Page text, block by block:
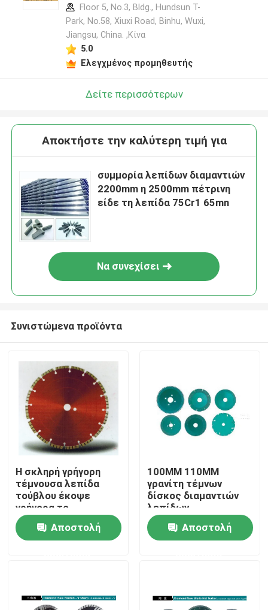
Σπίτι
βίντεο
Floor 5, No.3, Bldg., Hundsun T-
Park, No.58, Xiuxi Road, Binhu, Wuxi,
Jiangsu, China. ,Κίνα
5.0
Ελεγχμένος προμηθευτής
Δείτε περισσότερων
Αποκτήστε την καλύτερη τιμή για
συμμορία λεπίδων διαμαντιών
2200mm η 2500mm πέτρινη
είδε τη λεπίδα 75Cr1 65mn
Να συνεχίσει
Συνιστώμενα προϊόντα
Η σκληρή γρήγορη
τέμνουσα λεπίδα
τούβλου έκοψε
γρήγορα το
μαρμάρινο πλάτος
2.1mm 500mm Seg
λεπίδων
Αποστολή
100MM 110MM
γρανίτη τέμνων
δίσκος διαμαντιών
λεπίδων
συγκολλημένος κενό
για την κοπή Stone
Αποστολή